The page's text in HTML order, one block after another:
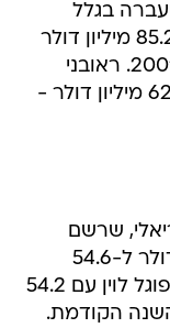
בגלל
ירידה של 24% בהיקף הפעילות מ-85.2 מיליון דולר
אשתקד ל-64.6 מיליון דולר בשנת 2001. ראובני
פרידן ממוקם במקום השביעי עם 62.4 מיליון דולר -
שרשם
השנה גידול של 15% מ-47.3 מיליון דולר ל-54.6
מיליון דולר. במקום התשיעי ממוקם פוגל לוין עם 54.2
של 9% לעומת השנה הקודמת.